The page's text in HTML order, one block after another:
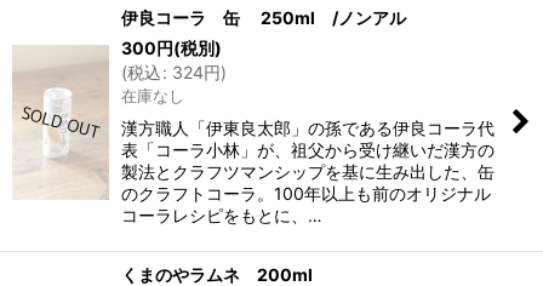
絞り込む
伊良コーラ 缶 250ml /ノンアル
300円(税別)
(税込: 324円)
在庫なし
漢方職人「伊東良太郎」の孫である伊良コーラ代
表「コーラ小林」が、祖父から受け継いだ漢方の
製法とクラフツマンシップを基に生み出した、缶
のクラフトコーラ。100年以上も前のオリジナル
コーラレシピをもとに、…
くまのやラムネ 200ml